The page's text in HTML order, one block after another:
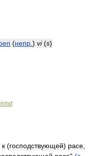
(непр ) vi(s)
к (господствующей) расе